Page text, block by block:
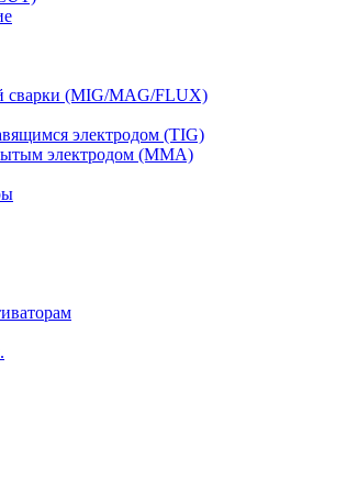
сварки (MIG/MAG/FLUX)
электродом (TIG)
электродом (MMA)